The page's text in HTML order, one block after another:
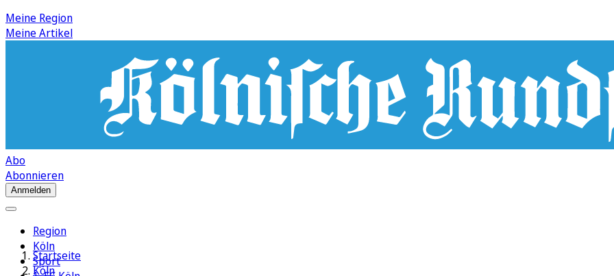
Meine Region
Meine Artikel
Abo
Abonnieren
Anmelden
Region
Köln
Sport
Startseite
Köln